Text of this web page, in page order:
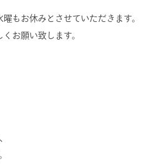
もお休みとさせていただきます。
お願い致します。